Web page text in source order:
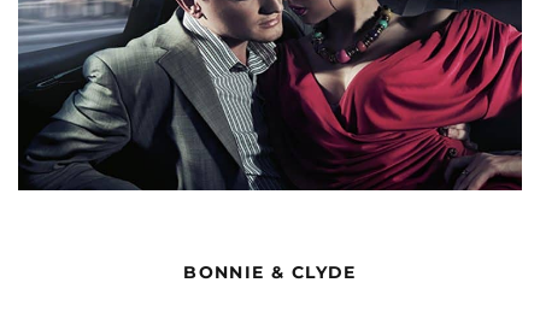
BONNIE & CLYDE